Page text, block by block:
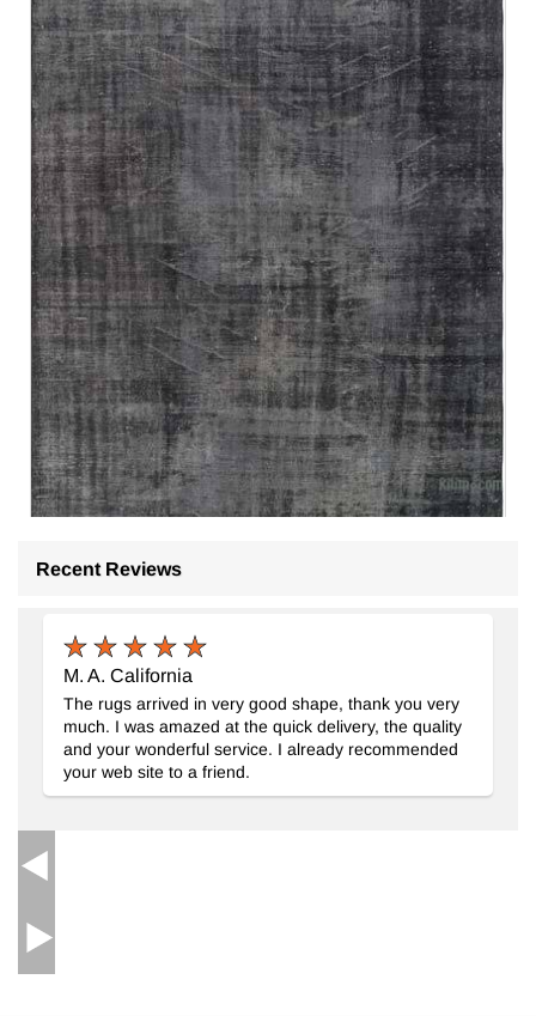
Boyali El Dokuma Vintage Hali
215 cm x 270 cm
23.706TL
Recent Reviews
M. A. California
The rugs arrived in very good shape, thank you very
much. I was amazed at the quick delivery, the quality
and your wonderful service. I already recommended
your web site to a friend.